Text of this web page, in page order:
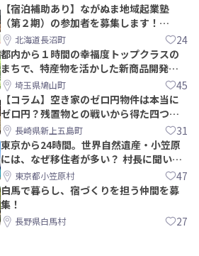
【宿泊補助あり】ながぬま地域起業塾
（第２期）の参加者を募集します！
【8/21〆】
北海道長沼町 24
都内から１時間の幸福度トップクラスの
まちで、特産物を活かした新商品開発＆
PRメンバー募集！
埼玉県鳩山町 45
【コラム】空き家のゼロ円物件は本当に
ゼロ円？残置物との戦いから得た四つの
教訓｜新上五島町
長崎県新上五島町 31
東京から24時間。世界自然遺産・小笠原
には、なぜ移住者が多い？ 村長に聞いて
みた東京都小笠原村 47
白馬で暮らし、宿づくりを担う仲間を募
集！
長野県白馬村 27